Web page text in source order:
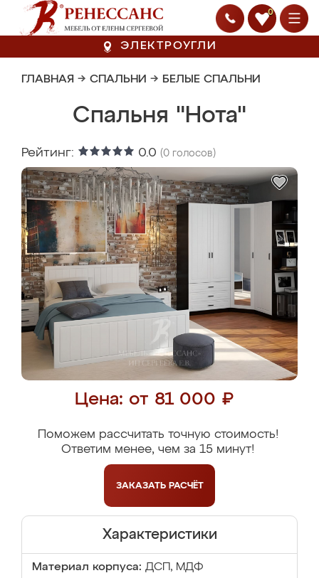
0
ЭЛЕКТРОУГЛИ
ГЛАВНАЯ → СПАЛЬНИ → БЕЛЫЕ СПАЛЬНИ
Спальня "Нота"
Рейтинг: 0.0 (0 голосов)
Цена: от 81 000 ₽
Поможем рассчитать точную стоимость!
Ответим менее, чем за 15 минут!
ЗАКАЗАТЬ РАСЧЁТ
Характеристики
Материал корпуса: ДСП, МДФ